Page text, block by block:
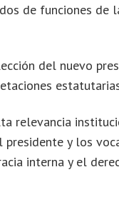
de funciones
del nuevo
relevancia
y los
interna y el